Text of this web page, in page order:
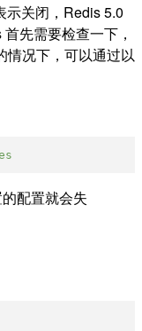
示关闭，Redis 5.0
先需要检查一下，
情况下，可以通过以
配置就会失